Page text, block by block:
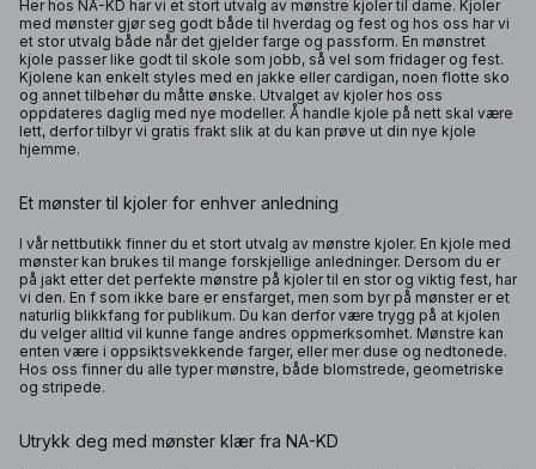
Her hos NA-KD har vi et stort utvalg av mønstre kjoler til dame. Kjoler
med mønster gjør seg godt både til hverdag og fest og hos oss har vi
et stor utvalg både når det gjelder farge og passform. En mønstret
kjole passer like godt til skole som jobb, så vel som fridager og fest.
Kjolene kan enkelt styles med en jakke eller cardigan, noen flotte sko
og annet tilbehør du måtte ønske. Utvalget av kjoler hos oss
oppdateres daglig med nye modeller. Å handle kjole på nett skal være
lett, derfor tilbyr vi gratis frakt slik at du kan prøve ut din nye kjole
hjemme.
Et mønster til kjoler for enhver anledning
I vår nettbutikk finner du et stort utvalg av mønstre kjoler. En kjole med
mønster kan brukes til mange forskjellige anledninger. Dersom du er
på jakt etter det perfekte mønstre på kjoler til en stor og viktig fest, har
vi den. En f som ikke bare er ensfarget, men som byr på mønster er et
naturlig blikkfang for publikum. Du kan derfor være trygg på at kjolen
du velger alltid vil kunne fange andres oppmerksomhet. Mønstre kan
enten være i oppsiktsvekkende farger, eller mer duse og nedtonede.
Hos oss finner du alle typer mønstre, både blomstrede, geometriske
og stripede.
Utrykk deg med mønster klær fra NA-KD